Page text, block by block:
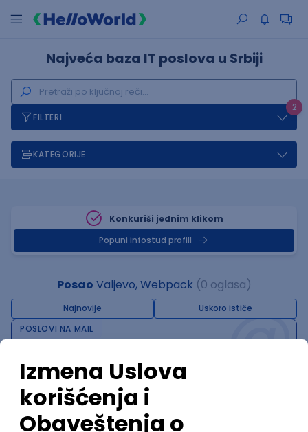
Najveća baza IT poslova u Srbiji
2
FILTERI
KATEGORIJE
Konkuriši jednim klikom
Popuni infostud profill
Posao Valjevo, Webpack (0 oglasa)
Najnovije Uskoro ističe@
POSLOVI NA MAIL
KATEGORIJA
TEHNOLOGIJA
POSLODAVAC
GRAD
SENIORITET
NAČIN RADA